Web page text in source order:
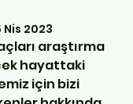
Nis 2023
araştırma
hayattaki
için bizi